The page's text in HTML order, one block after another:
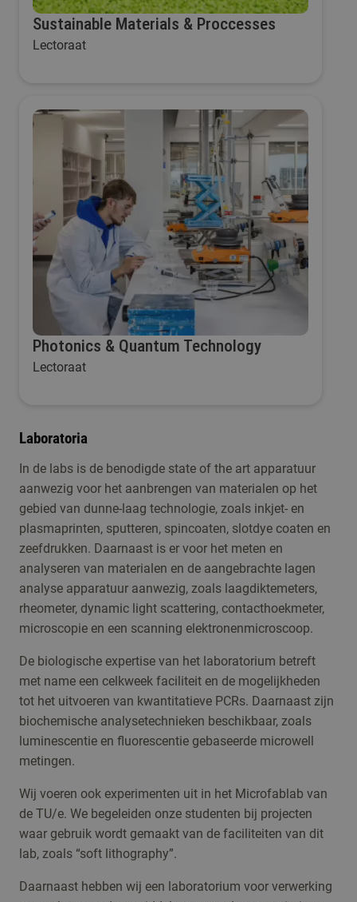
Sustainable Materials & Proccesses
Lectoraat
Photonics & Quantum Technology
Lectoraat
Laboratoria
In de labs is de benodigde state of the art apparatuur
aanwezig voor het aanbrengen van materialen op het
gebied van dunne-laag technologie, zoals inkjet- en
plasmaprinten, sputteren, spincoaten, slotdye coaten en
zeefdrukken. Daarnaast is er voor het meten en
analyseren van materialen en de aangebrachte lagen
analyse apparatuur aanwezig, zoals laagdiktemeters,
rheometer, dynamic light scattering, contacthoekmeter,
microscopie en een scanning elektronenmicroscoop.
De biologische expertise van het laboratorium betreft
met name een celkweek faciliteit en de mogelijkheden
tot het uitvoeren van kwantitatieve PCRs. Daarnaast zijn
biochemische analysetechnieken beschikbaar, zoals
luminescentie en fluorescentie gebaseerde microwell
metingen.
Wij voeren ook experimenten uit in het Microfablab van
de TU/e. We begeleiden onze studenten bij projecten
waar gebruik wordt gemaakt van de faciliteiten van dit
lab, zoals “soft lithography”.
Daarnaast hebben wij een laboratorium voor verwerking